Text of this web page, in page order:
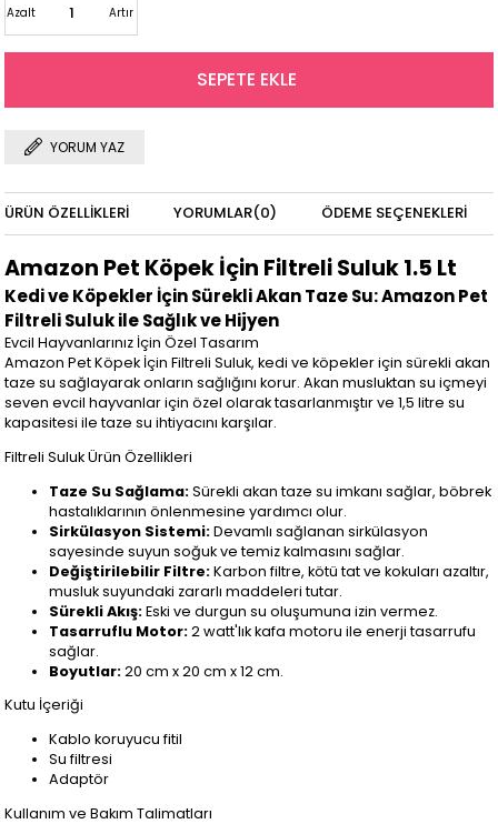
Artır
Azalt
YORUM YAZ
ÜRÜN ÖZELLIKLERI YORUMLAR(0) ÖDEME SEÇENEKLERI
Amazon Pet Köpek İçin Filtreli Suluk 1.5 Lt
Kedi ve Köpekler İçin Sürekli Akan Taze Su: Amazon Pet
Filtreli Suluk ile Sağlık ve Hijyen
Evcil Hayvanlarınız İçin Özel Tasarım
Amazon Pet Köpek İçin Filtreli Suluk, kedi ve köpekler için sürekli akan
taze su sağlayarak onların sağlığını korur. Akan musluktan su içmeyi
seven evcil hayvanlar için özel olarak tasarlanmıştır ve 1,5 litre su
kapasitesi ile taze su ihtiyacını karşılar.
Filtreli Suluk Ürün Özellikleri
Taze Su Sağlama:Sürekli akan taze su imkanı sağlar, böbrek
hastalıklarının önlenmesine yardımcı olur.
Sirkülasyon Sistemi:Devamlı sağlanan sirkülasyon
sayesinde suyun soğuk ve temiz kalmasını sağlar.
Değiştirilebilir Filtre:Karbon filtre, kötü tat ve kokuları azaltır,
musluk suyundaki zararlı maddeleri tutar.
Sürekli Akış:Eski ve durgun su oluşumuna izin vermez.
Tasarruflu Motor:2 watt'lık kafa motoru ile enerji tasarrufu
sağlar.
Boyutlar:20 cm x 20 cm x 12 cm.
Kutu İçeriği
Kablo koruyucu fitil
Su filtresi
Adaptör
Kullanım ve Bakım Talimatları